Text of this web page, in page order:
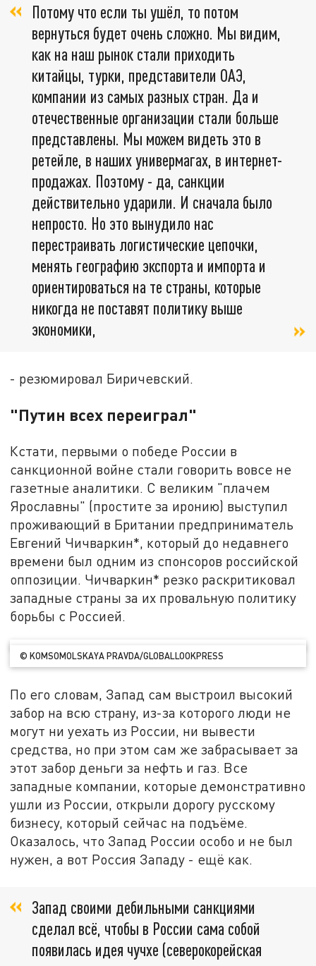
Потому что если ты ушёл, то потом
вернуться будет очень сложно. Мы видим,
как на наш рынок стали приходить
китайцы, турки, представители ОАЭ,
компании из самых разных стран. Да и
отечественные организации стали больше
представлены. Мы можем видеть это в
ретейле, в наших универмагах, в интернет-
продажах. Поэтому - да, санкции
действительно ударили. И сначала было
непросто. Но это вынудило нас
перестраивать логистические цепочки,
менять географию экспорта и импорта и
ориентироваться на те страны, которые
никогда не поставят политику выше
экономики,
- резюмировал Биричевский.
"Путин всех переиграл"
Кстати, первыми о победе России в
санкционной войне стали говорить вовсе не
газетные аналитики. С великим "плачем
Ярославны" (простите за иронию) выступил
проживающий в Британии предприниматель
Евгений Чичваркин*, который до недавнего
времени был одним из спонсоров российской
оппозиции. Чичваркин* резко раскритиковал
западные страны за их провальную политику
борьбы с Россией.
© KOMSOMOLSKAYA PRAVDA/GLOBALLOOKPRESS
По его словам, Запад сам выстроил высокий
забор на всю страну, из-за которого люди не
могут ни уехать из России, ни вывести
средства, но при этом сам же забрасывает за
этот забор деньги за нефть и газ. Все
западные компании, которые демонстративно
ушли из России, открыли дорогу русскому
бизнесу, который сейчас на подъёме.
Оказалось, что Запад России особо и не был
нужен, а вот Россия Западу - ещё как.
Запад своими дебильными санкциями
сделал всё, чтобы в России сама собой
появилась идея чучхе (северокорейская